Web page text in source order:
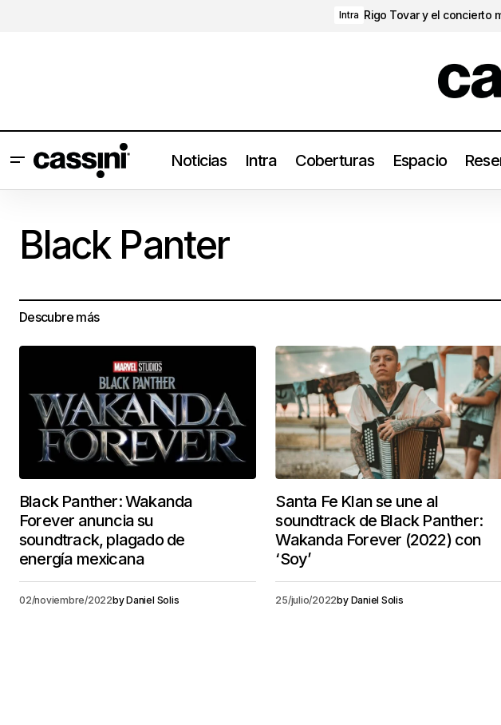
Intra Rigo Tovar y el concierto
Noticias Intra Coberturas Espacio
Black Panter
Descubre más
Black Panther: Wakanda
Forever anuncia su
soundtrack, plagado de
energía mexicana
02/noviembre/2022byDaniel Solis
Santa Fe Klan se une al
soundtrack de Black Panther:
Wakanda Forever (2022) con
‘Soy’
25/julio/2022by Daniel Solis